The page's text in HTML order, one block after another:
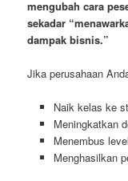
mengubah cara
sekadar
dampak bisnis.”
Jika perusahaan
Naik kelas ke
Meningkatkan
Menembus
Menghasilkan